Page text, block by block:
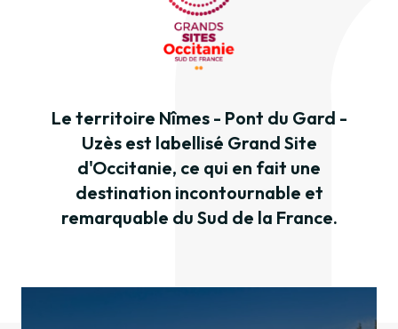
Le territoire Nîmes - Pont du Gard -
Uzès est labellisé Grand Site
d'Occitanie, ce qui en fait une
destination incontournable et
remarquable du Sud de la France.